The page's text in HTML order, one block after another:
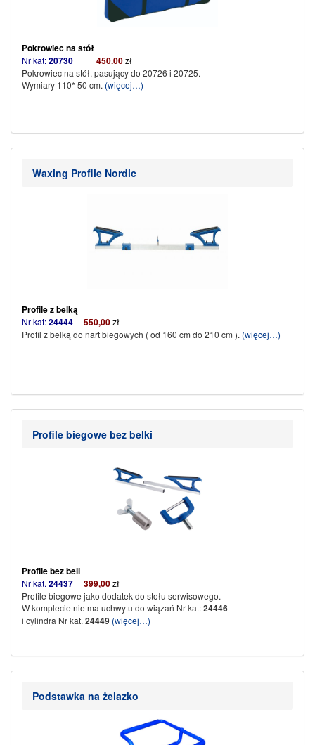
Pokrowiec na stół
Nr kat:20730 450.00zł
Pokrowiec na stół, pasujący do 20726 i 20725.
Wymiary 110* 50 cm. (więcej…)
Waxing Profile Nordic
Profile z belką
Nr kat:24444 550,00zł
Profil z belką do nart biegowych ( od 160 cm do 210 cm ). (więcej…)
Profile biegowe bez belki
Profile bez beli
Nr kat. 24437 399,00zł
Profile biegowe jako dodatek do stołu serwisowego.
W komplecie nie ma uchwytu do wiązań Nr kat:24446
i cylindra Nr kat. 24449 (więcej…)
Podstawka na żelazko